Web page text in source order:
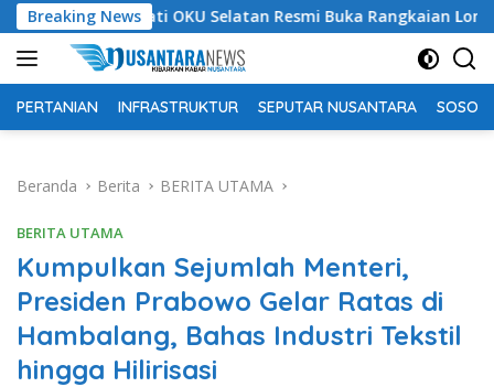
Langsung
ke
konten
Breaking News
Bupati OKU Selatan Resmi Buka Rangkaian Lomba
PERTANIAN INFRASTRUKTUR SEPUTAR NUSANTARA SOSOK
Beranda Berita BERITA UTAMA
BERITA UTAMA
Kumpulkan Sejumlah Menteri,
Presiden Prabowo Gelar Ratas di
Hambalang, Bahas Industri Tekstil
hingga Hilirisasi